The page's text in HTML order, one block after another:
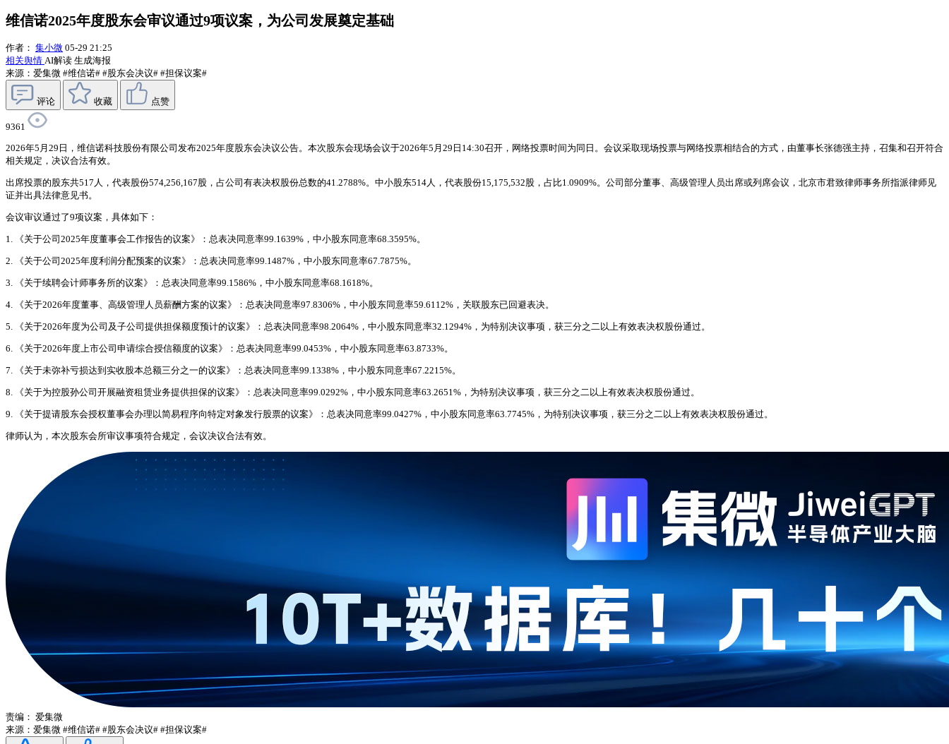
维信诺2025年度股东会审议通过9项议案，为公司发展奠定基础
作者： 集小微 05-29 21:25
相关舆情 AI解读 生成海报
来源：爱集微 #维信诺# #股东会决议# #担保议案#
评论 收藏 点赞
9361
2026年5月29日，维信诺科技股份有限公司发布2025年度股东会决议公告。本次股东会现场会议于2026年5月29日14:30召开，网络投票时间为同日。会议采取现场投票与网络投票相结合的方式，由董事长张德强主持，召集和召开符合
相关规定，决议合法有效。
出席投票的股东共517人，代表股份574,256,167股，占公司有表决权股份总数的41.2788%。中小股东514人，代表股份15,175,532股，占比1.0909%。公司部分董事、高级管理人员出席或列席会议，北京市君致律师事务所指派律师见
证并出具法律意见书。
会议审议通过了9项议案，具体如下：
1. 《关于公司2025年度董事会工作报告的议案》：总表决同意率99.1639%，中小股东同意率68.3595%。
2. 《关于公司2025年度利润分配预案的议案》：总表决同意率99.1487%，中小股东同意率67.7875%。
3. 《关于续聘会计师事务所的议案》：总表决同意率99.1586%，中小股东同意率68.1618%。
4. 《关于2026年度董事、高级管理人员薪酬方案的议案》：总表决同意率97.8306%，中小股东同意率59.6112%，关联股东已回避表决。
5. 《关于2026年度为公司及子公司提供担保额度预计的议案》：总表决同意率98.2064%，中小股东同意率32.1294%，为特别决议事项，获三分之二以上有效表决权股份通过。
6. 《关于2026年度上市公司申请综合授信额度的议案》：总表决同意率99.0453%，中小股东同意率63.8733%。
7. 《关于未弥补亏损达到实收股本总额三分之一的议案》：总表决同意率99.1338%，中小股东同意率67.2215%。
8. 《关于为控股孙公司开展融资租赁业务提供担保的议案》：总表决同意率99.0292%，中小股东同意率63.2651%，为特别决议事项，获三分之二以上有效表决权股份通过。
9. 《关于提请股东会授权董事会办理以简易程序向特定对象发行股票的议案》：总表决同意率99.0427%，中小股东同意率63.7745%，为特别决议事项，获三分之二以上有效表决权股份通过。
律师认为，本次股东会所审议事项符合规定，会议决议合法有效。
责编： 爱集微
来源：爱集微 #维信诺# #股东会决议# #担保议案#